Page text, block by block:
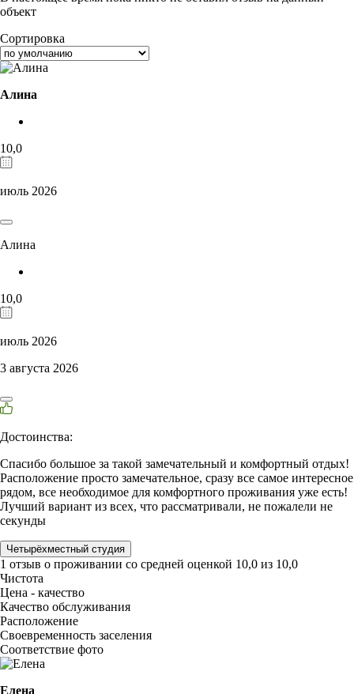
объект
Сортировка
Алина
10,0
июль 2026
Алина
10,0
июль 2026
3 августа 2026
Достоинства:
Спасибо большое за такой замечательный и комфортный отдых!
Расположение просто замечательное, сразу все самое интересное
рядом, все необходимое для комфортного проживания уже есть!
Лучший вариант из всех, что рассматривали, не пожалели не
секунды
Четырёхместный студия
1 отзыв о проживании со средней оценкой 10,0 из 10,0
Чистота
Цена - качество
Качество обслуживания
Расположение
Своевременность заселения
Соответствие фото
Елена